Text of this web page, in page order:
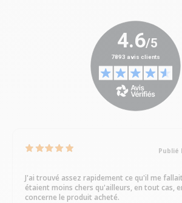
Publié
J'ai trouvé assez rapidement ce qu'il me
étaient moins chers qu'ailleurs, en tout cas,
concerne le produit acheté.